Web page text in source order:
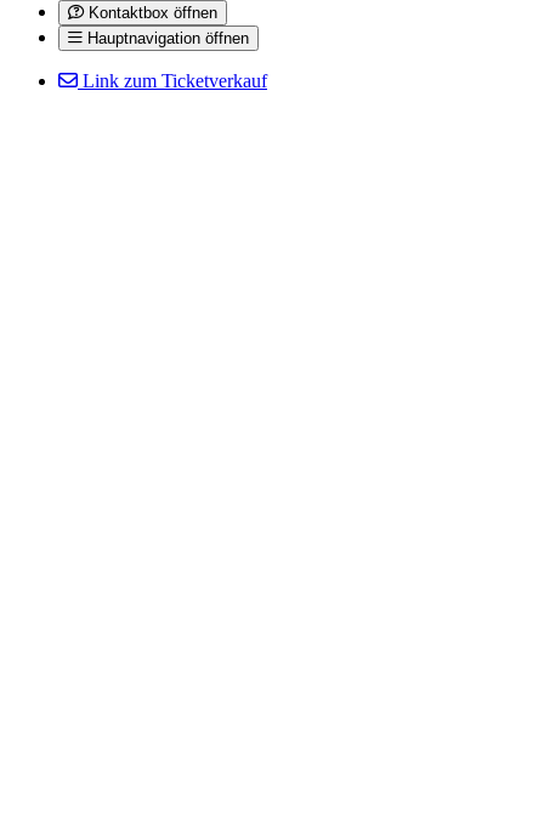
Kontaktbox öffnen
Hauptnavigation öffnen
Link zum Ticketverkauf